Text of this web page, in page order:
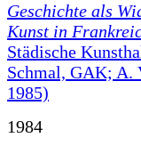
Geschichte als
Kunst in
Städische
Schmal, GAK; A.
1985)
1984